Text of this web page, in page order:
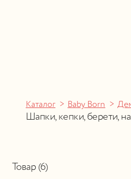
Каталог Baby Born
Шапки, кепки, берети,
Товар (6)